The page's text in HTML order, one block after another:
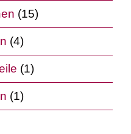
(15)
(4)
(1)
(1)